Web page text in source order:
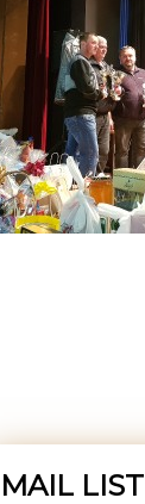
MAIL LIST